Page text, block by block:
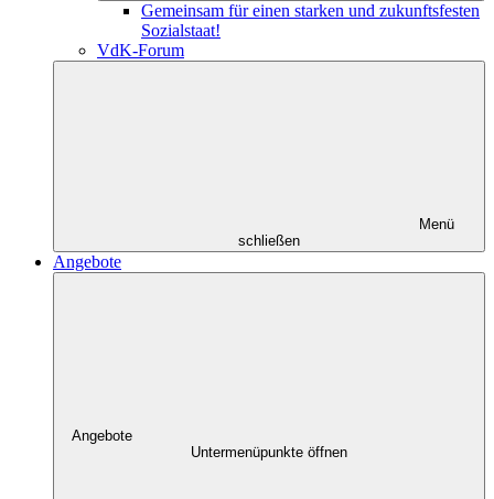
Gemeinsam für einen starken und zukunftsfesten
Sozialstaat!
VdK-Forum
Menü
schließen
Angebote
Angebote
Untermenüpunkte öffnen